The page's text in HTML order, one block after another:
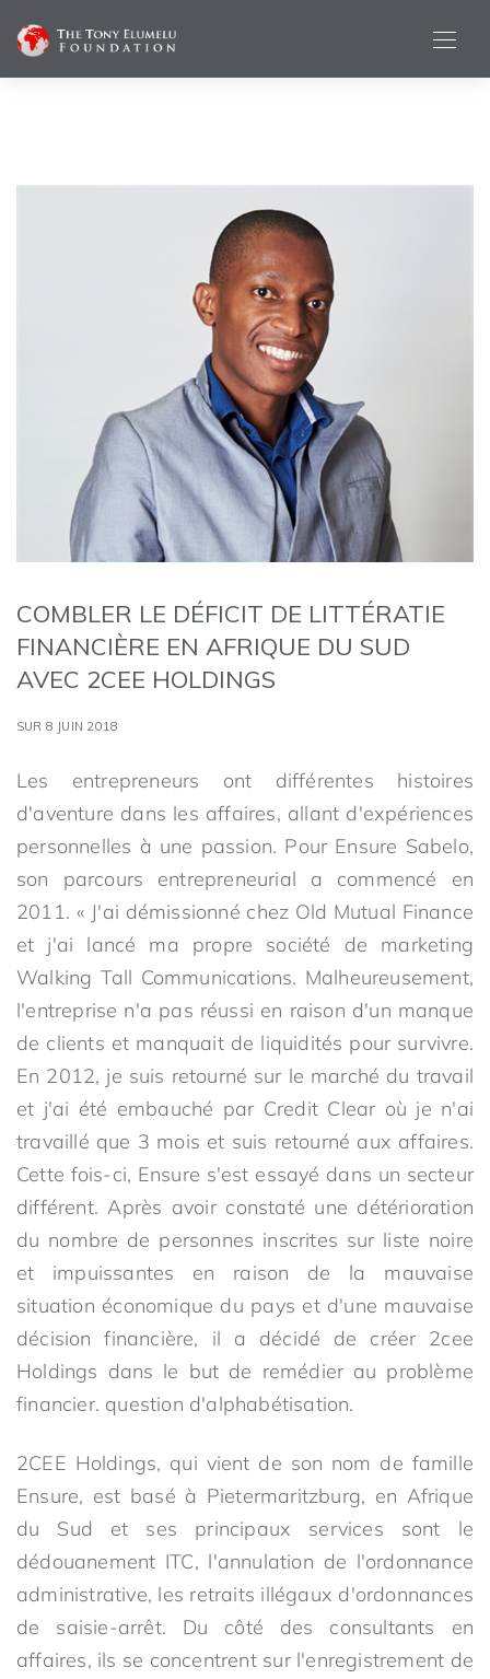
COMBLER LE DÉFICIT DE LITTÉRATIE
FINANCIÈRE EN AFRIQUE DU SUD
AVEC 2CEE HOLDINGS
SUR 8 JUIN 2018
Les entrepreneurs ont différentes histoires
d'aventure dans les affaires, allant d'expériences
personnelles à une passion. Pour Ensure Sabelo,
son parcours entrepreneurial a commencé en
2011. « J'ai démissionné chez Old Mutual Finance
et j'ai lancé ma propre société de marketing
Walking Tall Communications. Malheureusement,
l'entreprise n'a pas réussi en raison d'un manque
de clients et manquait de liquidités pour survivre.
En 2012, je suis retourné sur le marché du travail
et j'ai été embauché par Credit Clear où je n'ai
travaillé que 3 mois et suis retourné aux affaires.
Cette fois-ci, Ensure s'est essayé dans un secteur
différent. Après avoir constaté une détérioration
du nombre de personnes inscrites sur liste noire
et impuissantes en raison de la mauvaise
situation économique du pays et d'une mauvaise
décision financière, il a décidé de créer 2cee
Holdings dans le but de remédier au problème
financier. question d'alphabétisation.
2CEE Holdings, qui vient de son nom de famille
Ensure, est basé à Pietermaritzburg, en Afrique
du Sud et ses principaux services sont le
dédouanement ITC, l'annulation de l'ordonnance
administrative, les retraits illégaux d'ordonnances
de saisie-arrêt. Du côté des consultants en
affaires, ils se concentrent sur l'enregistrement de